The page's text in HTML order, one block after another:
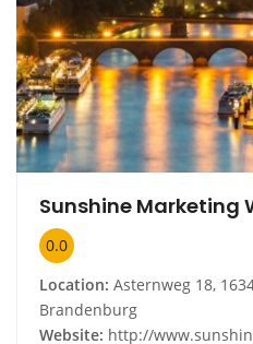
Sunshine Marketing
0.0
Location: Asternweg 18,
Brandenburg
Website: http://